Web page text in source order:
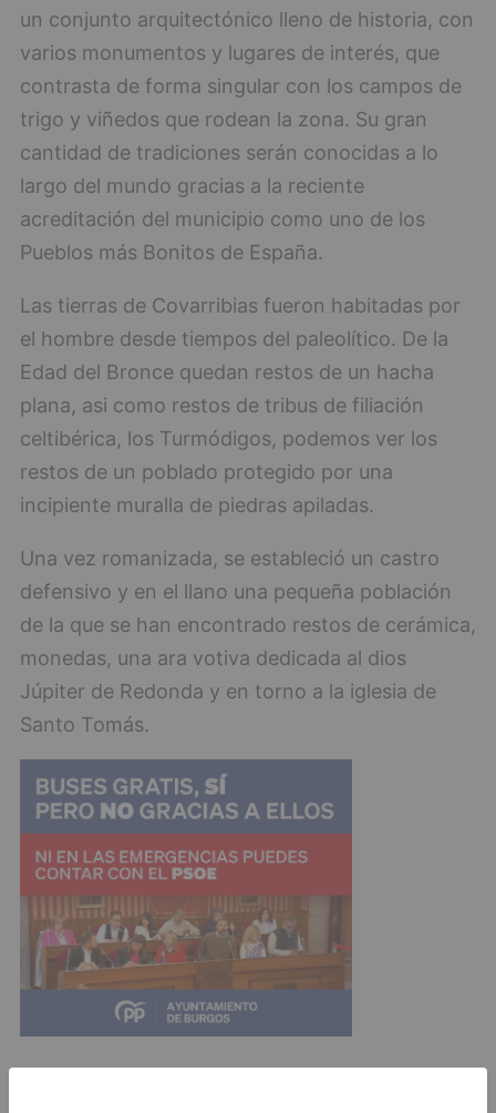
un conjunto arquitectónico lleno de historia, con
varios monumentos y lugares de interés, que
contrasta de forma singular con los campos de
trigo y viñedos que rodean la zona. Su gran
cantidad de tradiciones serán conocidas a lo
largo del mundo gracias a la reciente
acreditación del municipio como uno de los
Pueblos más Bonitos de España.
Las tierras de Covarribias fueron habitadas por
el hombre desde tiempos del paleolítico. De la
Edad del Bronce quedan restos de un hacha
plana, asi como restos de tribus de filiación
celtibérica, los Turmódigos, podemos ver los
restos de un poblado protegido por una
incipiente muralla de piedras apiladas.
Una vez romanizada, se estableció un castro
defensivo y en el llano una pequeña población
de la que se han encontrado restos de cerámica,
monedas, una ara votiva dedicada al dios
Júpiter de Redonda y en torno a la iglesia de
Santo Tomás.